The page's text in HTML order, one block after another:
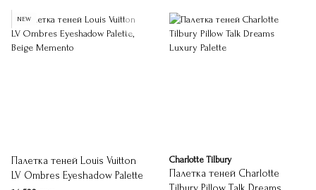
NEW
Палетка теней Louis Vuitton
LV Ombres Eyeshadow Palette
Charlotte Tilbury
Палетка теней Charlotte